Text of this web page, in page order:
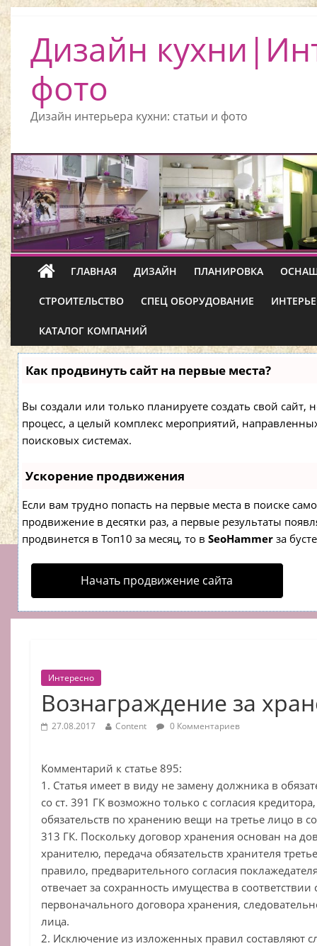
Дизайн
фото
Дизайн интерьера кухни: статьи и фото
ГЛАВНАЯ ДИЗАЙН ПЛАНИРОВКА
СТРОИТЕЛЬСТВО СПЕЦ ОБОРУДОВАНИЕ
КАТАЛОГ КОМПАНИЙ
Как продвинуть сайт на первые места?
Вы создали или только планируете создать свой сайт,
процесс, а целый комплекс мероприятий,
поисковых системах.
Ускорение продвижения
Если вам трудно попасть на первые места в поиске
продвижение в десятки раз, а первые результаты
продвинется в Топ10 за месяц, то в SeoHammerза
Начать продвижение сайта
Интересно
Вознаграждение за
27.08.2017 Content 0 Комментариев
Комментарий к статье 895:
1. Статья имеет в виду не замену должника в
со ст. 391 ГК возможно только с согласия
обязательств по хранению вещи на третье лицо в
313 ГК. Поскольку договор хранения основан на
хранителю, передача обязательств хранителя
правило, предварительного согласия
отвечает за сохранность имущества в
первоначального договора хранения,
лица.
2. Исключение из изложенных правил составляют